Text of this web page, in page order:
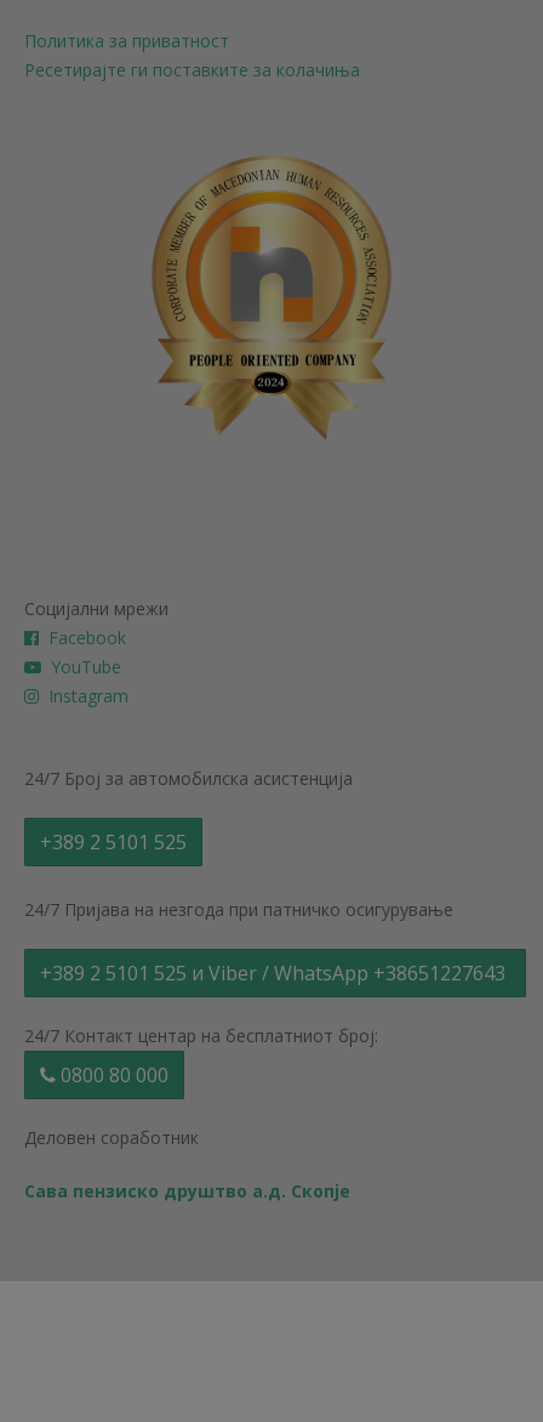
Политика за приватност
Ресетирајте ги поставките за колачиња
Социјални мрежи
Facebook
YouTube
Instagram
24/7 Број за автомобилска асистенција
+389 2 5101 525
24/7 Пријава на незгода при патничко осигурување
+389 2 5101 525 и Viber / WhatsApp +38651227643
24/7 Контакт центар на бесплатниот број:
0800 80 000
Деловен соработник
Сава пензиско друштво а.д. Скопје